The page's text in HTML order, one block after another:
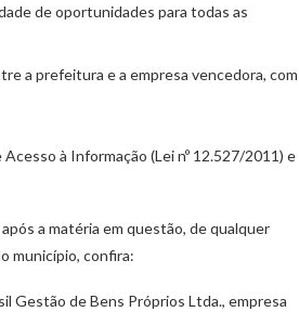
de oportunidades para todas as
a prefeitura e a empresa vencedora, com
à Informação (Lei nº 12.527/2011) e
a matéria em questão, de qualquer
município, confira:
Gestão de Bens Próprios Ltda., empresa